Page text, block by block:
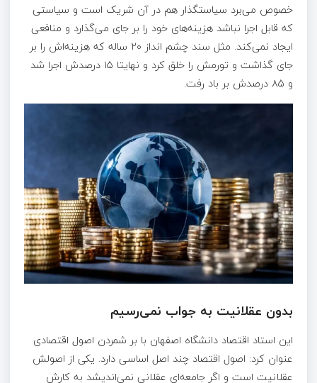
خصوص می‌برد سیاستگذار هم در آن شریک است و سیاستی
که قابل اجرا نباشد هزینه‌های خود را بر جای می‌گذارد و منافعی
ایجاد نمی‌کند. مثل سند چشم انداز ۲۰ ساله که هزینه‌اش را بر
جای گذاشت و تورمش را خلق کرد و نهایتا ۱۵ درصدش اجرا شد
و ۸۵ درصدش بر باد رفت.
بدون عقلانیت به جواب نمی‌رسیم
این استاد اقتصاد دانشگاه اصفهان با بر شمردن اصول اقتصادی
عنوان کرد: اصول اقتصاد چند اصل اساسی دارد. یکی از اصولش
عقلانیت است و اگر جامعه‌ای عقلانی نمی‌اندیشد به کارش